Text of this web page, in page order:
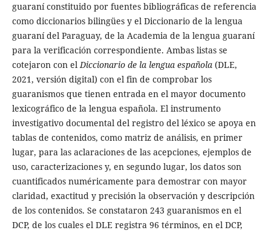
guaraní constituido por fuentes bibliográficas de referencia
como diccionarios bilingües y el Diccionario de la lengua
guaraní del Paraguay, de la Academia de la lengua guaraní
para la verificación correspondiente. Ambas listas se
cotejaron con elDiccionario de la lengua española(DLE,
2021, versión digital) con el fin de comprobar los
guaranismos que tienen entrada en el mayor documento
lexicográfico de la lengua española. El instrumento
investigativo documental del registro del léxico se apoya en
tablas de contenidos, como matriz de análisis, en primer
lugar, para las aclaraciones de las acepciones, ejemplos de
uso, caracterizaciones y, en segundo lugar, los datos son
cuantificados numéricamente para demostrar con mayor
claridad, exactitud y precisión la observación y descripción
de los contenidos. Se constataron 243 guaranismos en el
DCP, de los cuales el DLE registra 96 términos, en el DCP,